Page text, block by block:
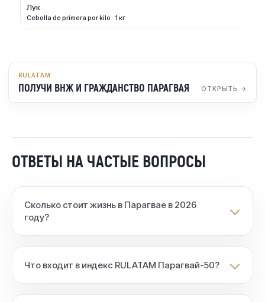
Лук
Cebolla de primera por kilo · 1 кг
RULATAM
ПОЛУЧИ ВНЖ И ГРАЖДАНСТВО ПАРАГВАЯ ОТКРЫТЬ →
ОТВЕТЫ НА ЧАСТЫЕ ВОПРОСЫ
Сколько стоит жизнь в Парагвае в 2026
году?
Что входит в индекс RULATAM Парагвай-50?